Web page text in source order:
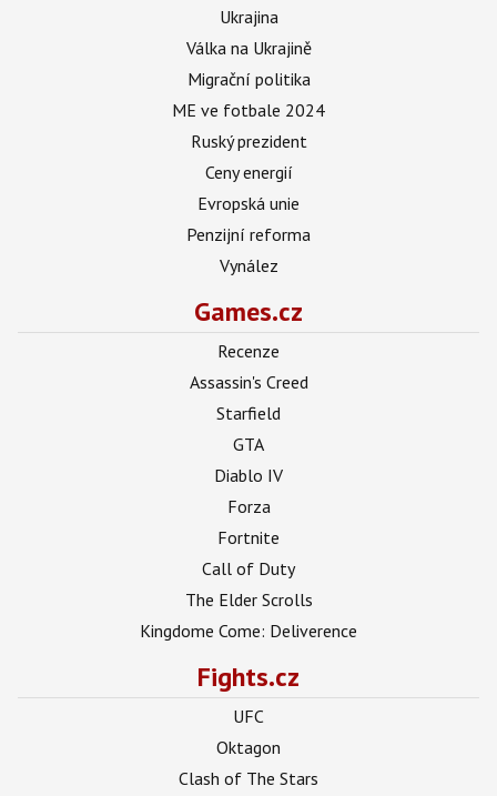
Ukrajina
Válka na Ukrajině
Migrační politika
ME ve fotbale 2024
Ruský prezident
Ceny energií
Evropská unie
Penzijní reforma
Vynález
Games.cz
Recenze
Assassin's Creed
Starfield
GTA
Diablo IV
Forza
Fortnite
Call of Duty
The Elder Scrolls
Kingdome Come: Deliverence
Fights.cz
UFC
Oktagon
Clash of The Stars